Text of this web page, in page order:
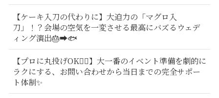
【ケーキ入刀の代わりに】大迫力の「マグロ入
刀」！？会場の空気を一変させる最高にバズるウェデ
ィング演出🎂➡️🐟
【プロに丸投げOK🙆‍♂️】大一番のイベント準備を劇的に
ラクにする、お問い合わせから当日までの完全サポー
ト体制✨